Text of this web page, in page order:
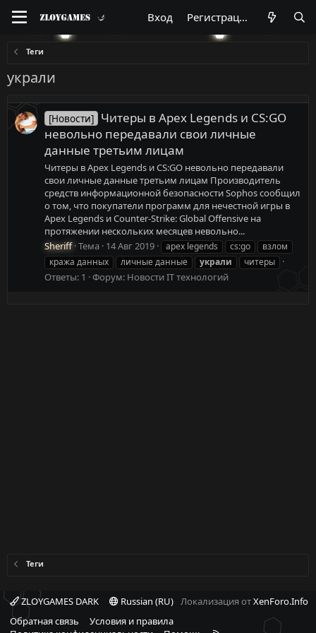
Вход Регистрация
Теги
украли
[Новости] Читеры в Apex Legends и CS:GO
невольно передавали свои личные
данные третьим лицам
Читеры в Apex Legends и CS:GO невольно передавали
свои личные данные третьим лицам Производитель
средств информационной безопасности Sophos сообщил
о том, что покупатели программ для нечестной игры в
Apex Legends и Counter-Strike: Global Offensive на
протяжении нескольких месяцев невольно...
Sheriff Тема 14 Авг 2019 apex legends cs:go
взлом
кража данных
личные данные украли читеры
Ответы: 1 Форум: Новости IT технологий
Теги
ZLOYGAMES DARK Russian (RU) Локализация отXenForo.Info
Обратная связь
Условия и правила